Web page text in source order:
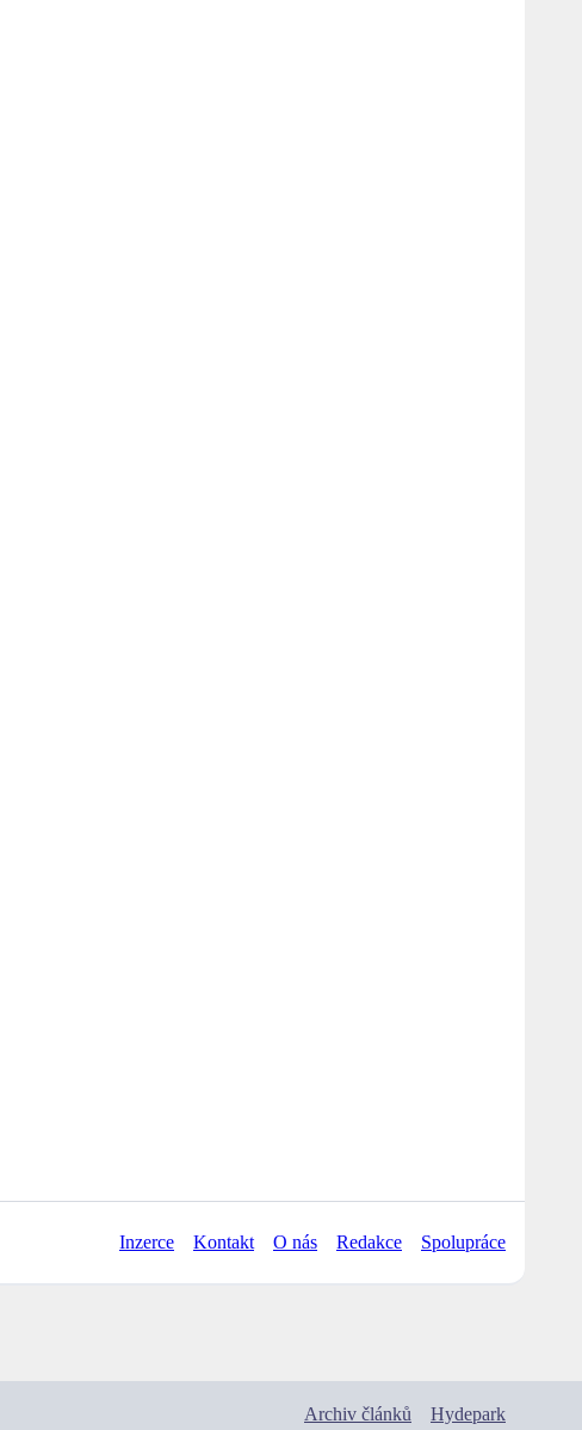
Inzerce Kontakt O nás Redakce Spolupráce
Archiv článků Hydepark